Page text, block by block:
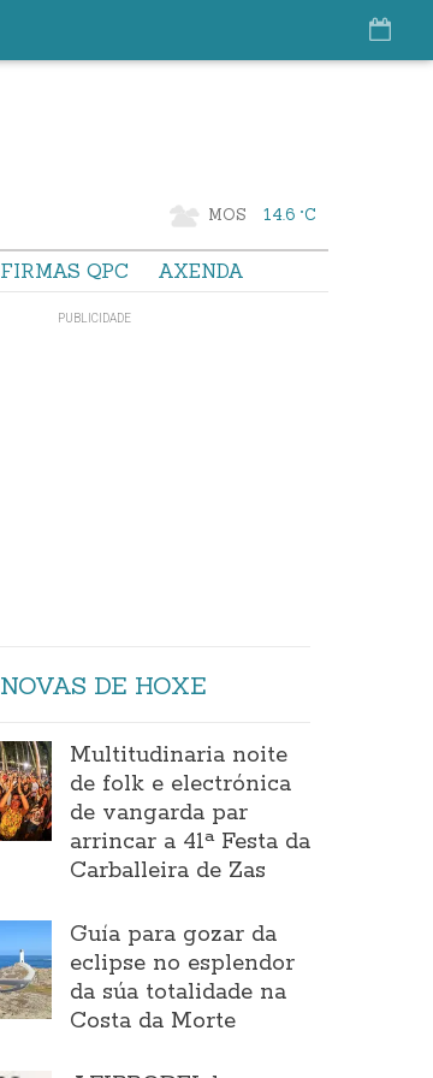
MOS 14.6 °C
FIRMAS QPC AXENDA
NOVAS DE HOXE
Multitudinaria noite
de folk e electrónica
de vangarda par
arrincar a 41ª Festa da
Carballeira de Zas
Guía para gozar da
eclipse no esplendor
da súa totalidade na
Costa da Morte